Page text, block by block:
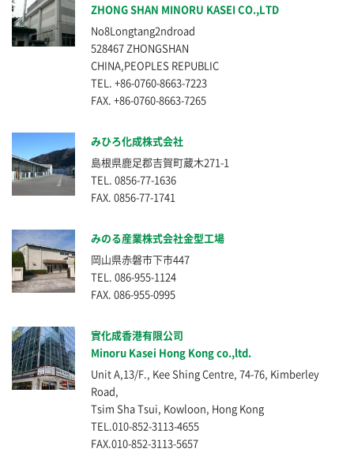
ZHONG SHAN MINORU KASEI CO.,LTD
No8Longtang2ndroad
528467 ZHONGSHAN
CHINA,PEOPLES REPUBLIC
TEL. +86-0760-8663-7223
FAX. +86-0760-8663-7265
みひろ化成株式会社
島根県鹿足郡吉賀町蔵木271-1
TEL. 0856-77-1636
FAX. 0856-77-1741
みのる産業株式会社金型工場
岡山県赤磐市下市447
TEL. 086-955-1124
FAX. 086-955-0995
實化成香港有限公司
Minoru Kasei Hong Kong co.,ltd.
Unit A,13/F., Kee Shing Centre, 74-76, Kimberley
Road,
Tsim Sha Tsui, Kowloon, Hong Kong
TEL.010-852-3113-4655
FAX.010-852-3113-5657